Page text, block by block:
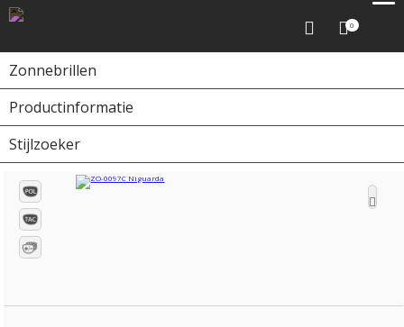
0
Zonnebrillen
Productinformatie
Stijlzoeker
Home Zonnebrillen